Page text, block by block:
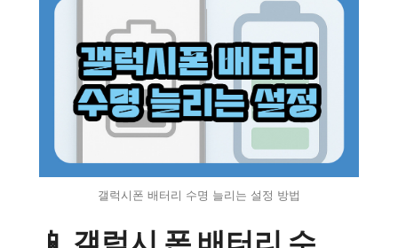
갤럭시폰 배터리 수명 늘리는 설정 방법